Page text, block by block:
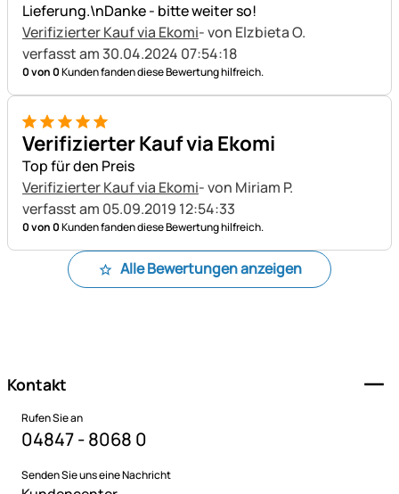
Lieferung.\nDanke - bitte weiter so!
Verifizierter Kauf via Ekomi- von Elzbieta O.
verfasst am 30.04.2024 07:54:18
0 von 0Kunden fanden diese Bewertung hilfreich.
5 von 5
Verifizierter Kauf via Ekomi
Top für den Preis
Verifizierter Kauf via Ekomi- von Miriam P.
verfasst am 05.09.2019 12:54:33
0 von 0Kunden fanden diese Bewertung hilfreich.
Alle Bewertungen anzeigen
Kontakt
Rufen Sie an
04847 - 8068 0
Senden Sie uns eine Nachricht